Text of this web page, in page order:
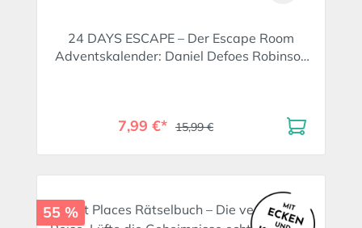
24 DAYS ESCAPE – Der Escape Room
Adventskalender: Daniel Defoes Robinson
7,99 €* 15,99 €
55 %